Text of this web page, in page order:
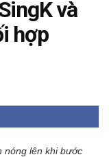
và
hợp
nóng lên khi bước